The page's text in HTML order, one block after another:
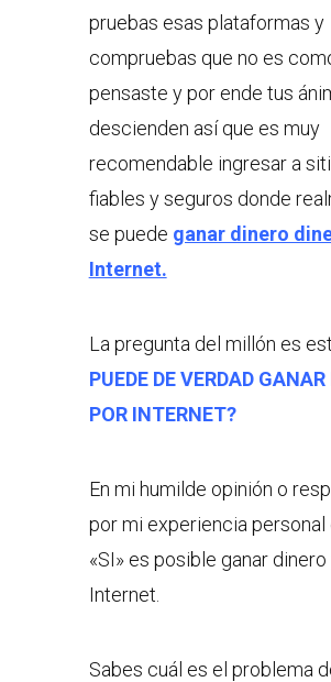
pruebas esas plataformas y
compruebas que no es
pensaste y por ende tus
descienden así que es muy
recomendable ingresar a
fiables y seguros donde
se puede ganar dinero
Internet.
La pregunta del millón es
PUEDE DE VERDAD GANAR
POR INTERNET?
En mi humilde opinión o
por mi experiencia personal
«SI» es posible ganar
Internet.
Sabes cuál es el problema